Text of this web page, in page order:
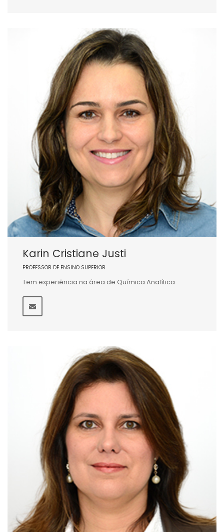
Karin Cristiane Justi
PROFESSOR DE ENSINO SUPERIOR
Tem experiência na área de Química Analítica